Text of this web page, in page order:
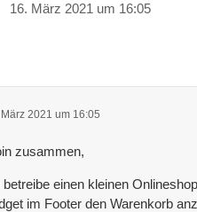
16. März 2021 um 16:05
2021 um 16:05
zusammen,
betreibe einen kleinen
im Footer den Warenkorb